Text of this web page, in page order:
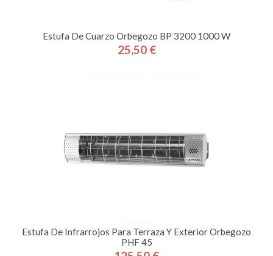
Estufa De Cuarzo Orbegozo BP 3200 1000 W
Precio
25,50 €
Estufa De Infrarrojos Para Terraza Y Exterior Orbegozo
PHF 45